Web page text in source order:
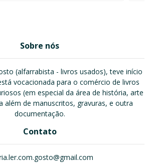
Sobre nós
(alfarrabista - livros usados), teve início
vocacionada para o comércio de livros
(em especial da área de história, arte
além de manuscritos, gravuras, e outra
documentação.
Contato